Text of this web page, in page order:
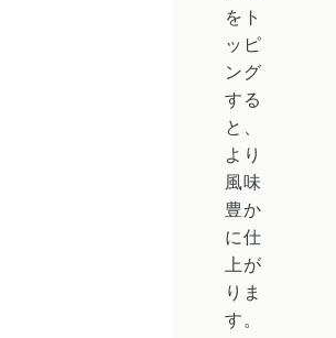
をト
ッピ
ング
する
と、
より
風味
豊か
に仕
上が
りま
す。